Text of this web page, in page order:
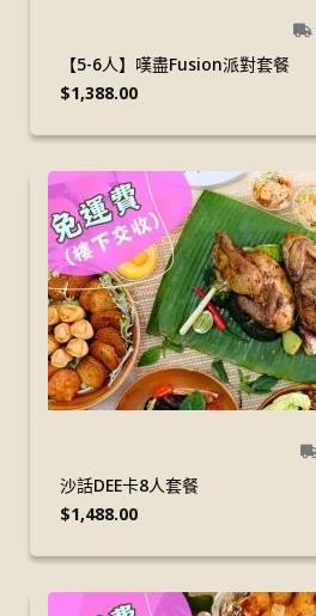
【5-6人】嘆盡Fusion派對套餐
$1,388.00
沙話DEE卡8人套餐
$1,488.00